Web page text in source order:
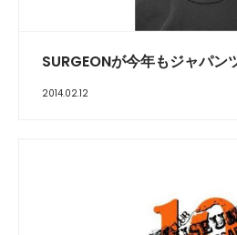
SURGEONが今年もジャパン
2014.02.12